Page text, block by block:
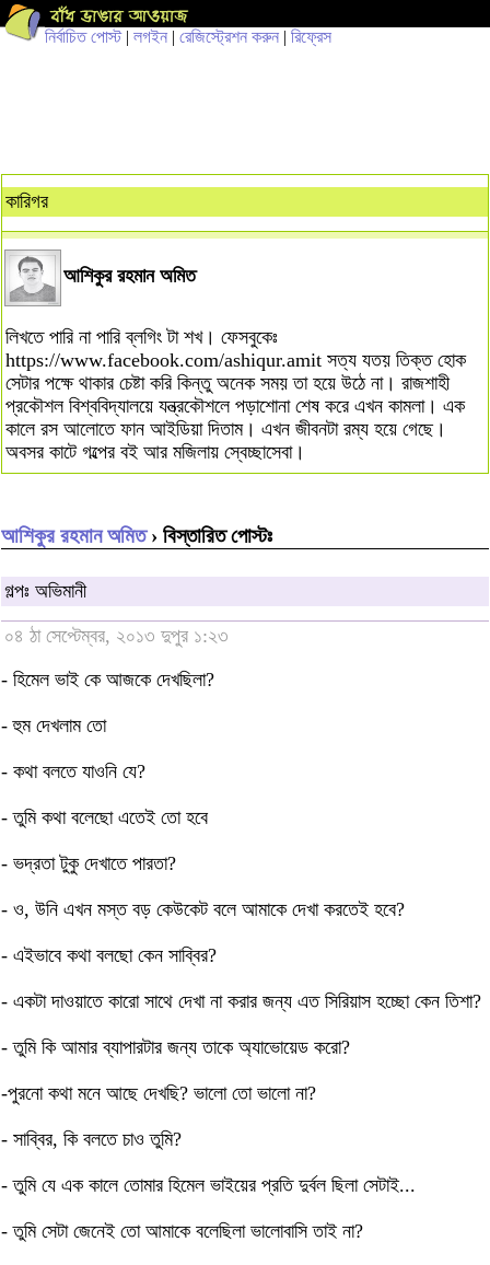
নির্বাচিত পোস্ট| লগইন | রেজিস্ট্রেশন করুন | রিফ্রেস
কারিগর
আশিকুর রহমান অমিত
লিখতে পারি না পারি ব্লগিং টা শখ। ফেসবুকেঃ
https://www.facebook.com/ashiqur.amit সত্য যতয় তিক্ত হোক
সেটার পক্ষে থাকার চেষ্টা করি কিন্তু অনেক সময় তা হয়ে উঠে না। রাজশাহী
প্রকৌশল বিশ্ববিদ্যালয়ে যন্ত্রকৌশলে পড়াশোনা শেষ করে এখন কামলা। এক
কালে রস আলোতে ফান আইডিয়া দিতাম। এখন জীবনটা রম্য হয়ে গেছে।
অবসর কাটে গল্পের বই আর মজিলায় স্বেচ্ছাসেবা।
আশিকুর রহমান অমিত› বিস্তারিত পোস্টঃ
গল্পঃ অভিমানী
০৪ ঠা সেপ্টেম্বর, ২০১৩ দুপুর ১:২৩
- হিমেল ভাই কে আজকে দেখছিলা?
- হুম দেখলাম তো
- কথা বলতে যাওনি যে?
- তুমি কথা বলেছো এতেই তো হবে
- ভদ্রতা টুকু দেখাতে পারতা?
- ও, উনি এখন মস্ত বড় কেউকেট বলে আমাকে দেখা করতেই হবে?
- এইভাবে কথা বলছো কেন সাব্বির?
- একটা দাওয়াতে কারো সাথে দেখা না করার জন্য এত সিরিয়াস হচ্ছো কেন তিশা?
- তুমি কি আমার ব্যাপারটার জন্য তাকে অ্যাভোয়েড করো?
-পুরনো কথা মনে আছে দেখছি? ভালো তো ভালো না?
- সাব্বির, কি বলতে চাও তুমি?
- তুমি যে এক কালে তোমার হিমেল ভাইয়ের প্রতি দুর্বল ছিলা সেটাই...
- তুমি সেটা জেনেই তো আমাকে বলেছিলা ভালোবাসি তাই না?